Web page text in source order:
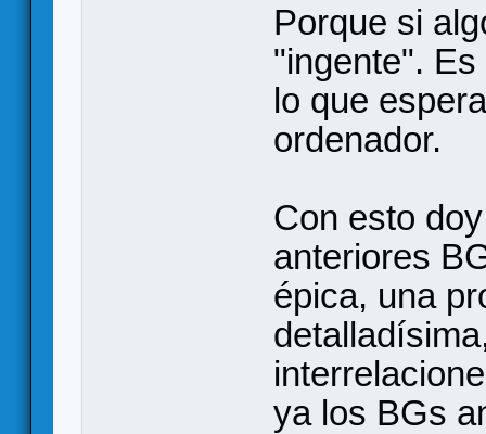
Porque si
"ingente".
lo que
ordenador.
Con esto
anteriores
épica, una
ya los BGs